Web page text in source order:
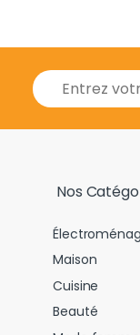
E
m
i
Nos
Maison
Cuisine
Beauté